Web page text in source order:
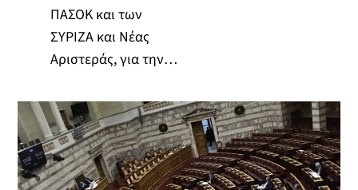
ΠΑΣΟΚ και των
ΣΥΡΙΖΑ και Νέας
Αριστεράς, για την…